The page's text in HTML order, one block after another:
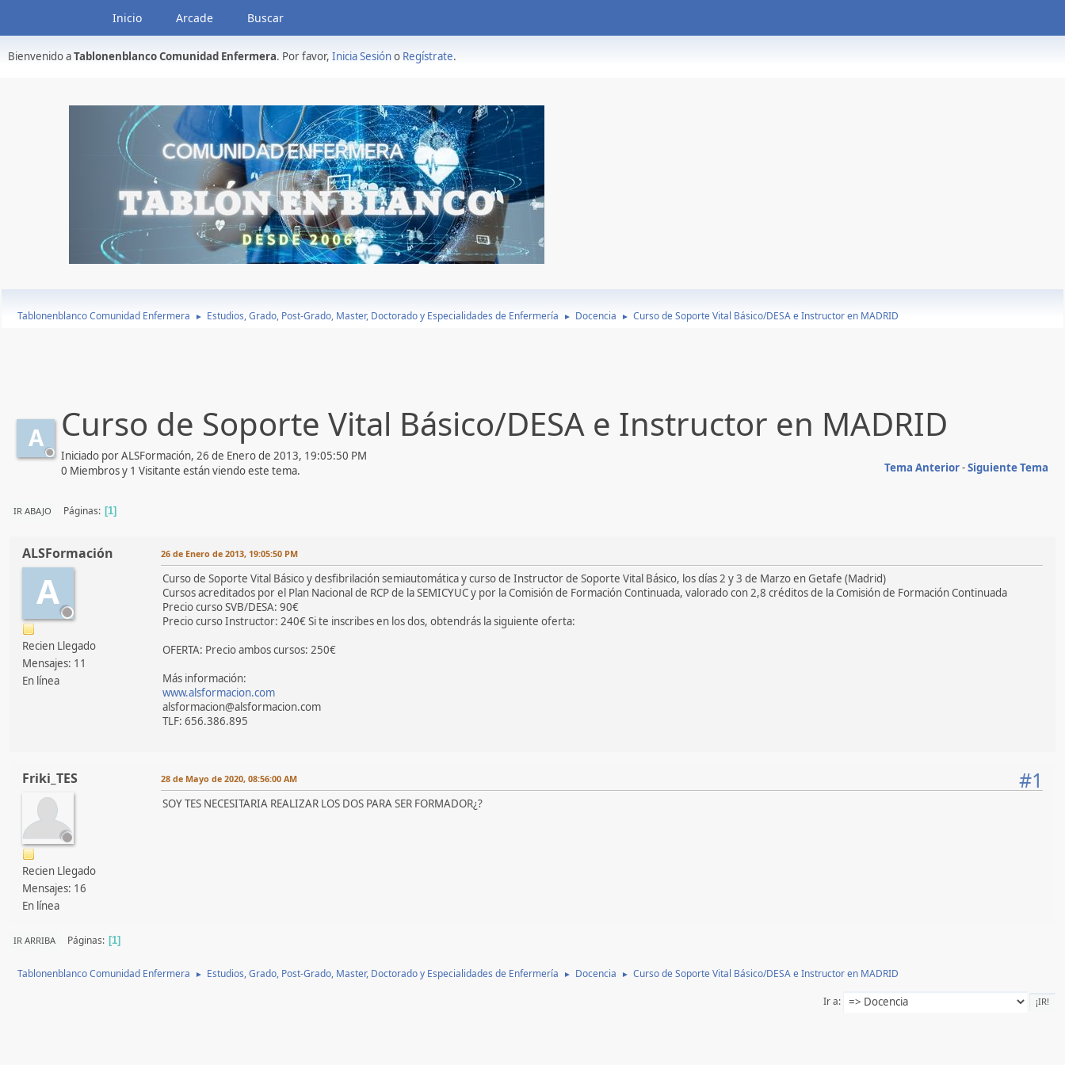
Inicio Arcade Buscar
Bienvenido aTablonenblanco Comunidad Enfermera. Por favor, Inicia Sesióno Regístrate.
Tablonenblanco Comunidad Enfermera ► Estudios, Grado, Post-Grado, Master, Doctorado y Especialidades de Enfermería ► Docencia ► Curso de Soporte Vital Básico/DESA e Instructor en MADRID
A Curso de Soporte Vital Básico/DESA e Instructor en MADRID
Iniciado por ALSFormación, 26 de Enero de 2013, 19:05:50 PM
Tema Anterior-Siguiente Tema
0 Miembros y 1 Visitante están viendo este tema.
IR ABAJO Páginas 1
ALSFormación
A
Recien Llegado
Mensajes: 11
En línea
26 de Enero de 2013, 19:05:50 PM
Curso de Soporte Vital Básico y desfibrilación semiautomática y curso de Instructor de Soporte Vital Básico, los días 2 y 3 de Marzo en Getafe (Madrid)
Cursos acreditados por el Plan Nacional de RCP de la SEMICYUC y por la Comisión de Formación Continuada, valorado con 2,8 créditos de la Comisión de Formación Continuada
Precio curso SVB/DESA: 90€
Precio curso Instructor: 240€ Si te inscribes en los dos, obtendrás la siguiente oferta:
OFERTA: Precio ambos cursos: 250€
Más información:
www.alsformacion.com
alsformacion@alsformacion.com
TLF: 656.386.895
Friki_TES
Recien Llegado
Mensajes: 16
En línea
#1
28 de Mayo de 2020, 08:56:00 AM
SOY TES NECESITARIA REALIZAR LOS DOS PARA SER FORMADOR¿?
IR ARRIBA Páginas 1
Tablonenblanco Comunidad Enfermera ► Estudios, Grado, Post-Grado, Master, Doctorado y Especialidades de Enfermería ► Docencia ► Curso de Soporte Vital Básico/DESA e Instructor en MADRID
Ir a